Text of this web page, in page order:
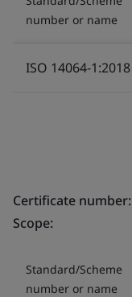
number or name
ISO 14064-1:2018
Certificate number:
Scope:
Standard/Scheme
number or name